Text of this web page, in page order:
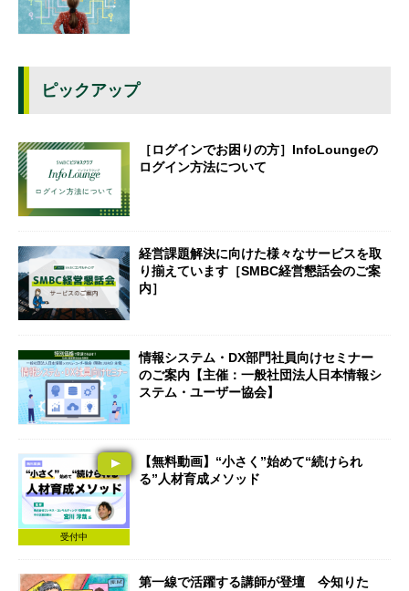
ピックアップ
［ログインでお困りの方］InfoLoungeの
ログイン方法について
経営課題解決に向けた様々なサービスを取
り揃えています［SMBC経営懇話会のご案
内］
情報システム・DX部門社員向けセミナー
のご案内【主催：一般社団法人日本情報シ
ステム・ユーザー協会】
受付中
【無料動画】“小さく”始めて“続けられ
る”人材育成メソッド
第一線で活躍する講師が登壇 今知りた